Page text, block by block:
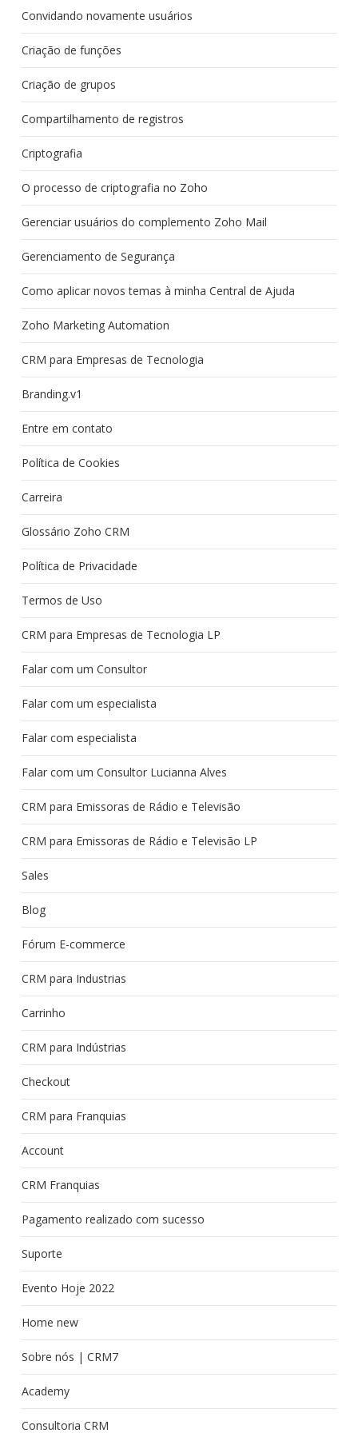
Convidando novamente usuários
Criação de funções
Criação de grupos
Compartilhamento de registros
Criptografia
O processo de criptografia no Zoho
Gerenciar usuários do complemento Zoho Mail
Gerenciamento de Segurança
Como aplicar novos temas à minha Central de Ajuda
Zoho Marketing Automation
CRM para Empresas de Tecnologia
Branding.v1
Entre em contato
Política de Cookies
Carreira
Glossário Zoho CRM
Política de Privacidade
Termos de Uso
CRM para Empresas de Tecnologia LP
Falar com um Consultor
Falar com um especialista
Falar com especialista
Falar com um Consultor Lucianna Alves
CRM para Emissoras de Rádio e Televisão
CRM para Emissoras de Rádio e Televisão LP
Sales
Blog
Fórum E-commerce
CRM para Industrias
Carrinho
CRM para Indústrias
Checkout
CRM para Franquias
Account
CRM Franquias
Pagamento realizado com sucesso
Suporte
Evento Hoje 2022
Home new
Sobre nós | CRM7
Academy
Consultoria CRM